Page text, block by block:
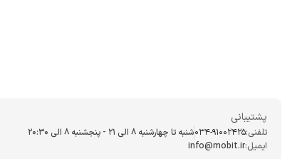
پشتیبانی
تلفنی:034-91002425شنبه تا چهارشنبه ۸ الی ۲۱ - پنجشنبه 8 الی ۲۰:۳۰
ایمیل:info@mobit.ir